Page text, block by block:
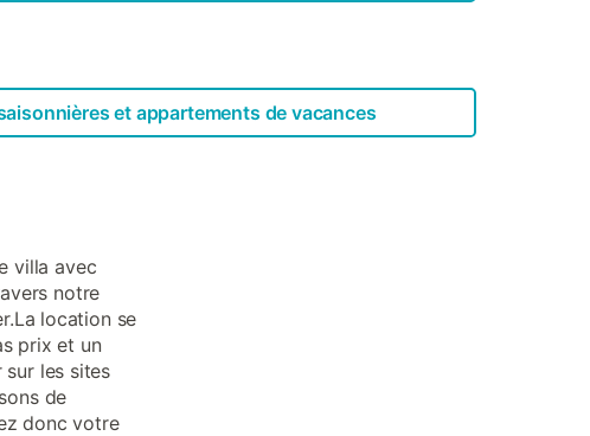
et appartements de vacances
villa avec
notre
location se
prix et un
les sites
de
donc votre